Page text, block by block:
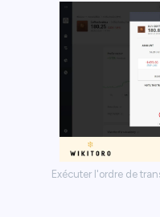
Exécuter l'ordre de